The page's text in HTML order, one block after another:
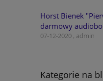
Horst Bienek
darmowy
07-12-2020 , admin
Kategorie na